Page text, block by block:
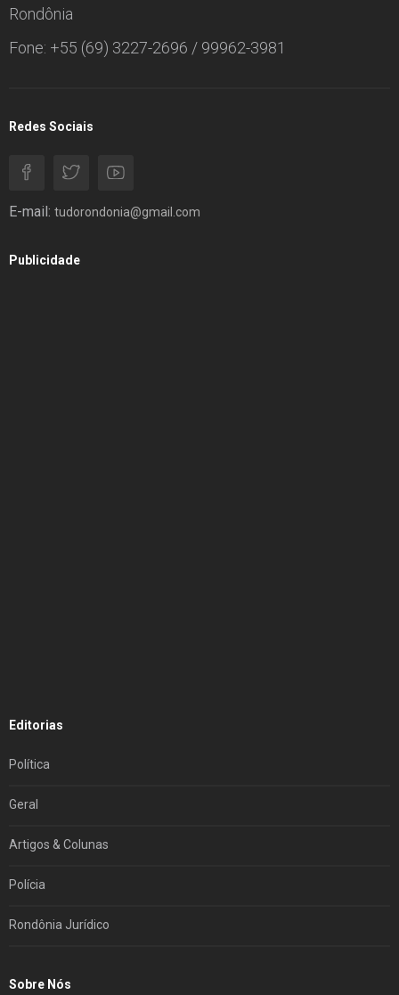
Rondônia
Fone: +55 (69) 3227-2696 / 99962-3981
Redes Sociais
E-mail: tudorondonia@gmail.com
Publicidade
Editorias
Política
Geral
Artigos & Colunas
Polícia
Rondônia Jurídico
Sobre Nós